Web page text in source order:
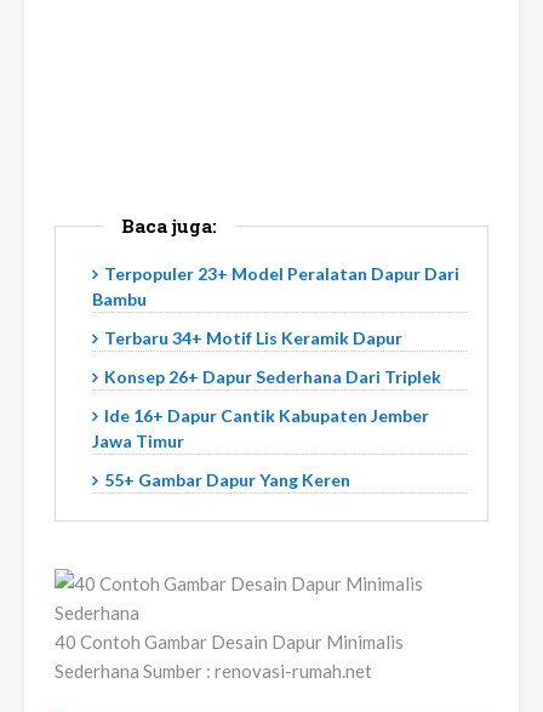
Baca juga:
Terpopuler 23+ Model Peralatan Dapur Dari
Bambu
Terbaru 34+ Motif Lis Keramik Dapur
Konsep 26+ Dapur Sederhana Dari Triplek
Ide 16+ Dapur Cantik Kabupaten Jember
Jawa Timur
55+ Gambar Dapur Yang Keren
40 Contoh Gambar Desain Dapur Minimalis
Sederhana Sumber : renovasi-rumah.net